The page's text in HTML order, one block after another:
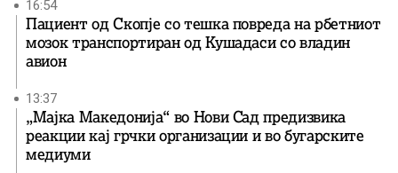
16:54
Пациент од Скопје со тешка повреда на рбетниот
мозок транспортиран од Кушадаси со владин
авион
13:37
„Мајка Македонија“ во Нови Сад предизвика
реакции кај грчки организации и во бугарските
медиуми